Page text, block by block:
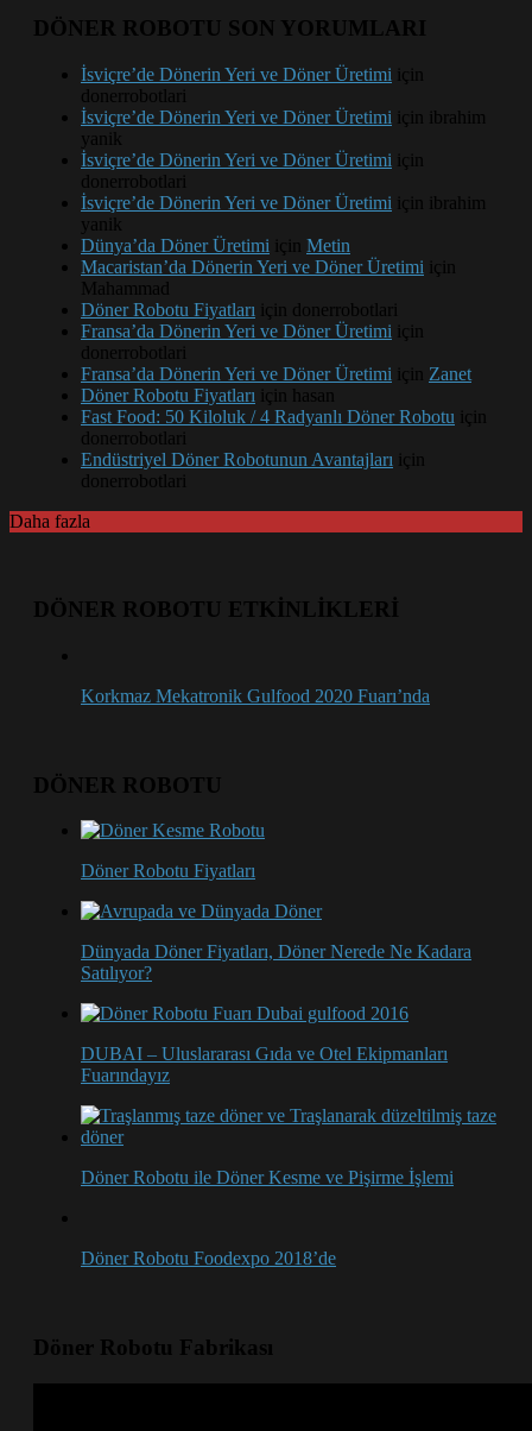
DÖNER ROBOTU SON YORUMLARI
İsviçre’de Dönerin Yeri ve Döner Üretimi için
donerrobotlari
İsviçre’de Dönerin Yeri ve Döner Üretimi için
ibrahim
yanik
İsviçre’de Dönerin Yeri ve Döner Üretimi için
donerrobotlari
İsviçre’de Dönerin Yeri ve Döner Üretimi için
ibrahim
yanik
Dünya’da Döner Üretimi için Metin
Macaristan’da Dönerin Yeri ve Döner Üretimi için
Mahammad
Döner Robotu Fiyatları için donerrobotlari
Fransa’da Dönerin Yeri ve Döner Üretimi için
donerrobotlari
Fransa’da Dönerin Yeri ve Döner Üretimi için Zanet
Döner Robotu Fiyatları için
hasan
Fast Food: 50 Kiloluk / 4 Radyanlı Döner Robotu için
donerrobotlari
Endüstriyel Döner Robotunun Avantajları için
donerrobotlari
Daha fazla
DÖNER ROBOTU ETKİNLİKLERİ
Korkmaz Mekatronik Gulfood 2020 Fuarı’nda
DÖNER ROBOTU
Döner Robotu Fiyatları
Dünyada Döner Fiyatları, Döner Nerede Ne Kadara
Satılıyor?
DUBAI – Uluslararası Gıda ve Otel Ekipmanları
Fuarındayız
Döner Robotu ile Döner Kesme ve Pişirme İşlemi
Döner Robotu Foodexpo 2018’de
Döner Robotu Fabrikası